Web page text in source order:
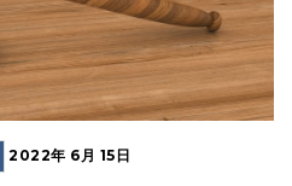
2022年 6月 15日